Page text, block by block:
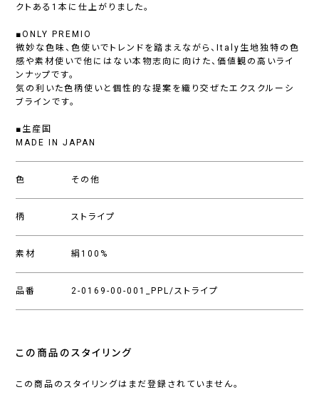
クトある1本に仕上がりました。
■ONLY PREMIO
微妙な色味、色使いでトレンドを踏まえながら、Italy生地独特の色
感や素材使いで他にはない本物志向に向けた、価値観の高いライ
ンナップです。
気の利いた色柄使いと個性的な提案を織り交ぜたエクスクルーシ
ブラインです。
■生産国
MADE IN JAPAN
色 その他
柄 ストライプ
素材 絹100%
品番 2-0169-00-001_PPL/ストライプ
この商品のスタイリング
この商品のスタイリングはまだ登録されていません。